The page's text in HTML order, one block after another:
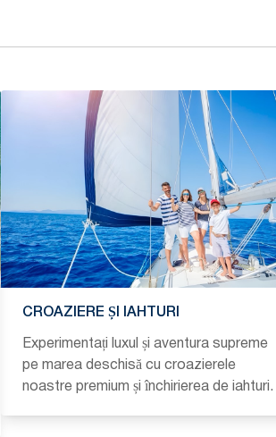
CROAZIERE ȘI IAHTURI
Experimentați luxul și aventura supreme
pe marea deschisă cu croazierele
noastre premium și închirierea de iahturi.